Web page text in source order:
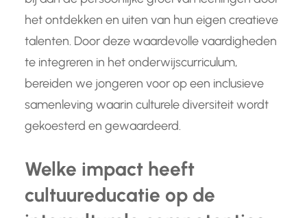
het ontdekken en uiten van hun eigen creatieve
talenten. Door deze waardevolle vaardigheden
te integreren in het onderwijscurriculum,
bereiden we jongeren voor op een inclusieve
samenleving waarin culturele diversiteit wordt
gekoesterd en gewaardeerd.
Welke impact heeft
cultuureducatie op de